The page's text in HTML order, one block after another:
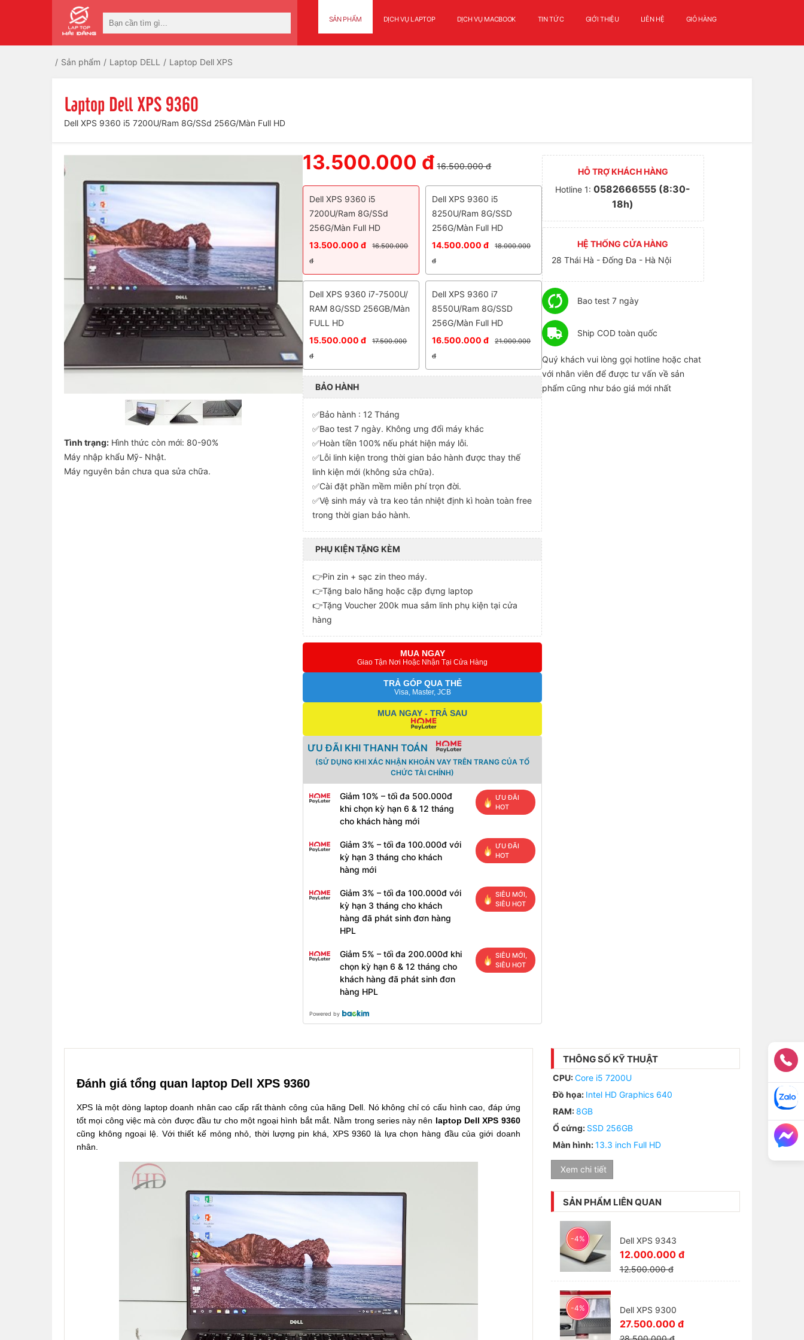
SẢN PHẨM DỊCH VỤ LAPTOP DỊCH VỤ MACBOOK TIN TỨC GIỚI THIỆU LIÊN HỆ GIỎ HÀNG
Sản phẩm Laptop DELL Laptop Dell XPS
Laptop Dell XPS 9360
Dell XPS 9360 i5 7200U/Ram 8G/SSd 256G/Màn Full HD
Tình trạng: Hình thức còn mới: 80-90%
Máy nhập khẩu Mỹ- Nhật.
Máy nguyên bản chưa qua sửa chữa.
13.500.000 đ 16.500.000 đ
Dell XPS 9360 i5
7200U/Ram 8G/SSd
256G/Màn Full HD
13.500.000 đ
16.500.000
đ
Dell XPS 9360 i5
8250U/Ram 8G/SSD
256G/Màn Full HD
14.500.000 đ
18.000.000
đ
Dell XPS 9360 i7-7500U/
RAM 8G/SSD 256GB/Màn
FULL HD
15.500.000 đ
17.500.000
đ
Dell XPS 9360 i7
8550U/Ram 8G/SSD
256G/Màn Full HD
16.500.000 đ
21.000.000
đ
BẢO HÀNH
✅Bảo hành : 12 Tháng
✅Bao test 7 ngày. Không ưng đổi máy khác
✅Hoàn tiền 100% nếu phát hiện máy lỗi.
✅Lỗi linh kiện trong thời gian bảo hành được thay thế
linh kiện mới (không sửa chữa).
✅Cài đặt phần mềm miễn phí trọn đời.
✅Vệ sinh máy và tra keo tản nhiệt định kì hoàn toàn free
trong thời gian bảo hành.
PHỤ KIỆN TẶNG KÈM
👉Pin zin + sạc zin theo máy.
👉Tặng balo hãng hoặc cặp đựng laptop
👉Tặng Voucher 200k mua sắm linh phụ kiện tại cửa
hàng
MUA NGAY
Giao Tận Nơi Hoặc Nhận Tại Cửa Hàng
TRẢ GÓP QUA THẺ
Visa, Master, JCB
MUA NGAY - TRẢ SAU
ƯU ĐÃI KHI THANH TOÁN
(SỬ DỤNG KHI XÁC NHẬN KHOẢN VAY TRÊN TRANG CỦA TỔ
CHỨC TÀI CHÍNH)
Giảm 10% – tối đa 500.000đ
khi chọn kỳ hạn 6 & 12 tháng
cho khách hàng mới
ƯU ĐÃI
HOT
Giảm 3% – tối đa 100.000đ với
kỳ hạn 3 tháng cho khách
hàng mới
ƯU ĐÃI
HOT
Giảm 3% – tối đa 100.000đ với
kỳ hạn 3 tháng cho khách
hàng đã phát sinh đơn hàng
HPL
SIÊU MỚI,
SIÊU HOT
Giảm 5% – tối đa 200.000đ khi
chọn kỳ hạn 6 & 12 tháng cho
khách hàng đã phát sinh đơn
hàng HPL
SIÊU MỚI,
SIÊU HOT
Powered by
HỖ TRỢ KHÁCH HÀNG
Hotline 1:0582666555 (8:30-
18h)
HỆ THỐNG CỬA HÀNG
28 Thái Hà - Đống Đa - Hà Nội
Bao test 7 ngày
Ship COD toàn quốc
Quý khách vui lòng gọi hotline hoặc chat
với nhân viên để được tư vấn về sản
phẩm cũng như báo giá mới nhất
Đánh giá tổng quan laptop Dell XPS 9360
XPS là một dòng laptop doanh nhân cao cấp rất thành công của hãng Dell. Nó không chỉ có cấu hình cao, đáp ứng
tốt mọi công việc mà còn được đầu tư cho một ngoại hình bắt mắt. Nằm trong series này nên laptop Dell XPS 9360
cũng không ngoại lệ. Với thiết kế mỏng nhỏ, thời lượng pin khá, XPS 9360 là lựa chọn hàng đầu của giới doanh
nhân.
THÔNG SỐ KỸ THUẬT
CPU:Core i5 7200U
Đồ họa: Intel HD Graphics 640
RAM:8GB
Ổ cứng: SSD 256GB
Màn hình:13.3 inch Full HD
Xem chi tiết
SẢN PHẨM LIÊN QUAN
-4% Dell XPS 9343
12.000.000 đ
12.500.000 đ
-4% Dell XPS 9300
27.500.000 đ